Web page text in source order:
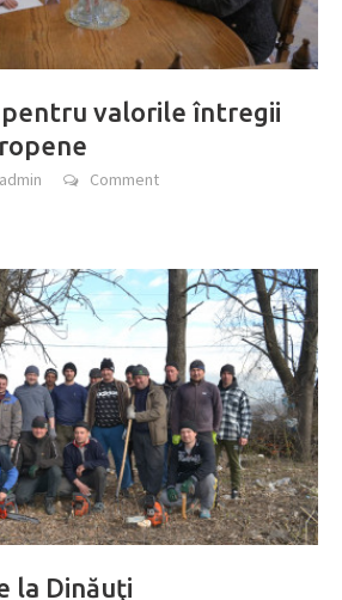
valorile întregii
admin Comment
la Dinăuţi